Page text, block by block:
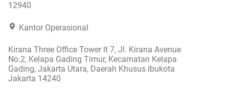
12940
Kantor Operasional
Kirana Three Office Tower lt 7, Jl. Kirana Avenue
No.2, Kelapa Gading Timur, Kecamatan Kelapa
Gading, Jakarta Utara, Daerah Khusus Ibukota
Jakarta 14240